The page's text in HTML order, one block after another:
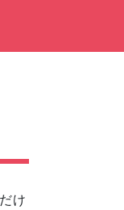
け